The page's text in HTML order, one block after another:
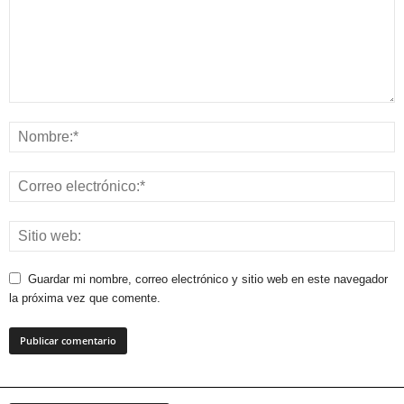
Guardar mi nombre, correo electrónico y sitio web en este navegador
la próxima vez que comente.